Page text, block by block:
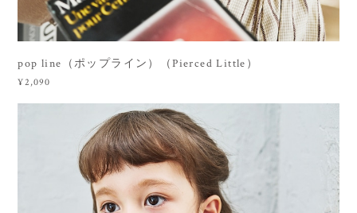
pop line（ポップライン）（Pierced Little）
¥2,090